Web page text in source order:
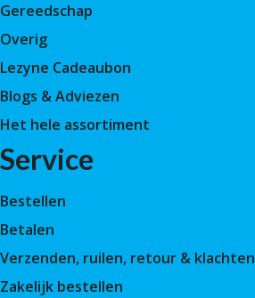
Gereedschap
Overig
Lezyne Cadeaubon
Blogs & Adviezen
Het hele assortiment
Service
Bestellen
Betalen
Verzenden, ruilen, retour & klachten
Zakelijk bestellen